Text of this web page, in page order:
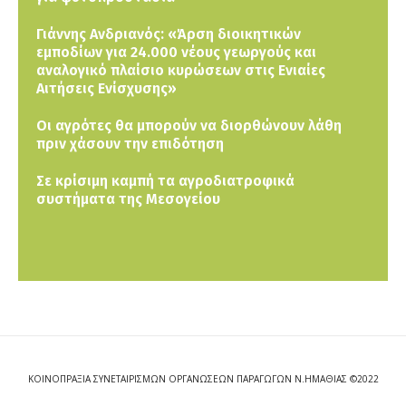
Γιάννης Ανδριανός: «Άρση διοικητικών
εμποδίων για 24.000 νέους γεωργούς και
αναλογικό πλαίσιο κυρώσεων στις Ενιαίες
Αιτήσεις Ενίσχυσης»
Οι αγρότες θα μπορούν να διορθώνουν λάθη
πριν χάσουν την επιδότηση
Σε κρίσιμη καμπή τα αγροδιατροφικά
συστήματα της Μεσογείου
ΚΟΙΝΟΠΡΑΞΙΑ ΣΥΝΕΤΑΙΡΙΣΜΩΝ ΟΡΓΑΝΩΣΕΩΝ ΠΑΡΑΓΩΓΩΝ Ν.ΗΜΑΘΙΑΣ ©2022